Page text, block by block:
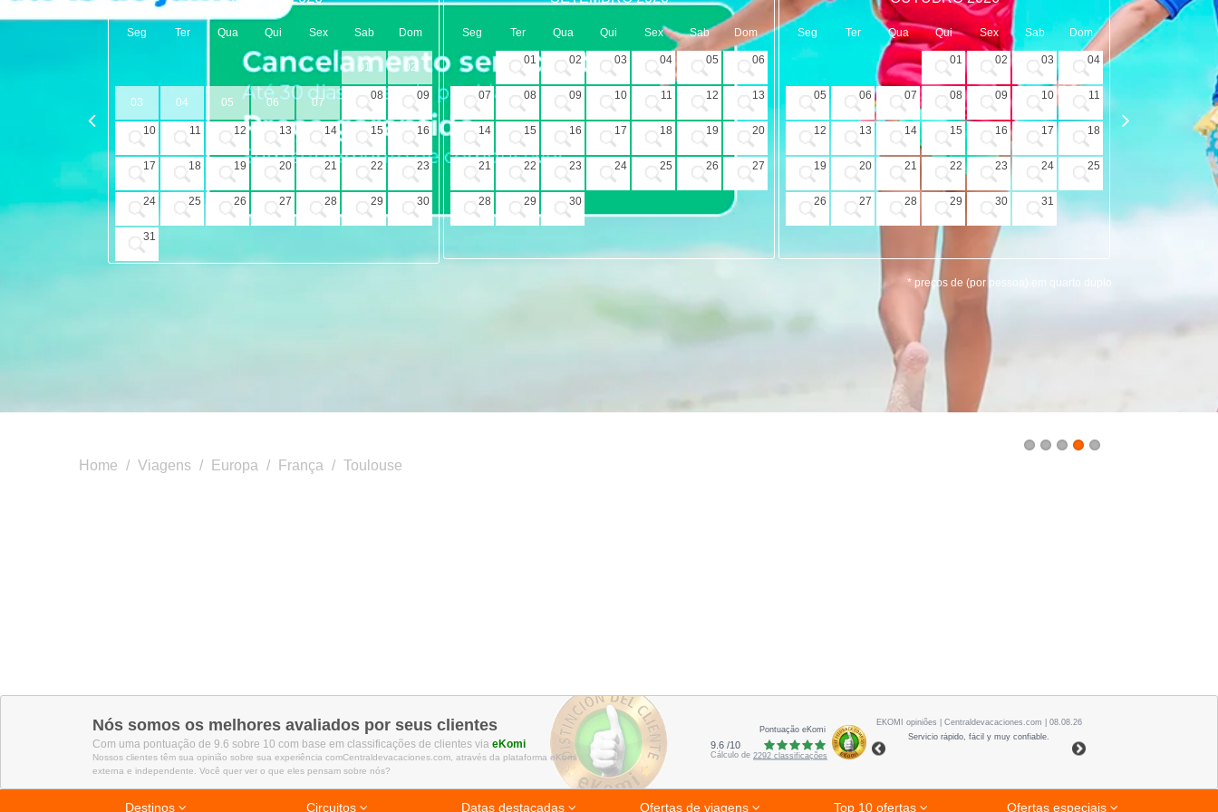
1 2 3 4 5
Seg Ter Qua Qui Sex Sab Dom
01 02
03 04 05 06 07
08 09
10 11 12 13 14 15 16
17 18 19 20 21 22 23
24 25 26 27 28 29 30
31
Seg Ter Qua Qui Sex Sab Dom
01 02 03 04 05 06
07 08 09 10 11 12 13
14 15 16 17 18 19 20
21 22 23 24 25 26 27
28 29 30
Seg Ter Qua Qui Sex Sab Dom
01 02 03 04
05 06 07 08 09 10 11
12 13 14 15 16 17 18
19 20 21 22 23 24 25
26 27 28 29 30 31
Seg
10
23 24
* preços de (por pessoa) em quarto duplo
Home / Viagens / Europa / França / Toulouse
Nós somos os melhores avaliados por seus clientes
Com uma pontuação de 9.6 sobre 10 com base em classificações de clientes via eKomi
Nossos clientes têm sua opinião sobre sua experiência comCentraldevacaciones.com, através da plataforma eKomi
externa e independente. Você quer ver o que eles pensam sobre nós?
Pontuação eKomi
9.6/10
Cálculo de2292classificações
EKOMI opiniões
| Centraldevacaciones.com | 08.08.26
Servicio rápido, fácil y muy confiable.
Destinos Circuitos Datas destacadas Ofertas de viagens Top 10 ofertas Ofertas especiais